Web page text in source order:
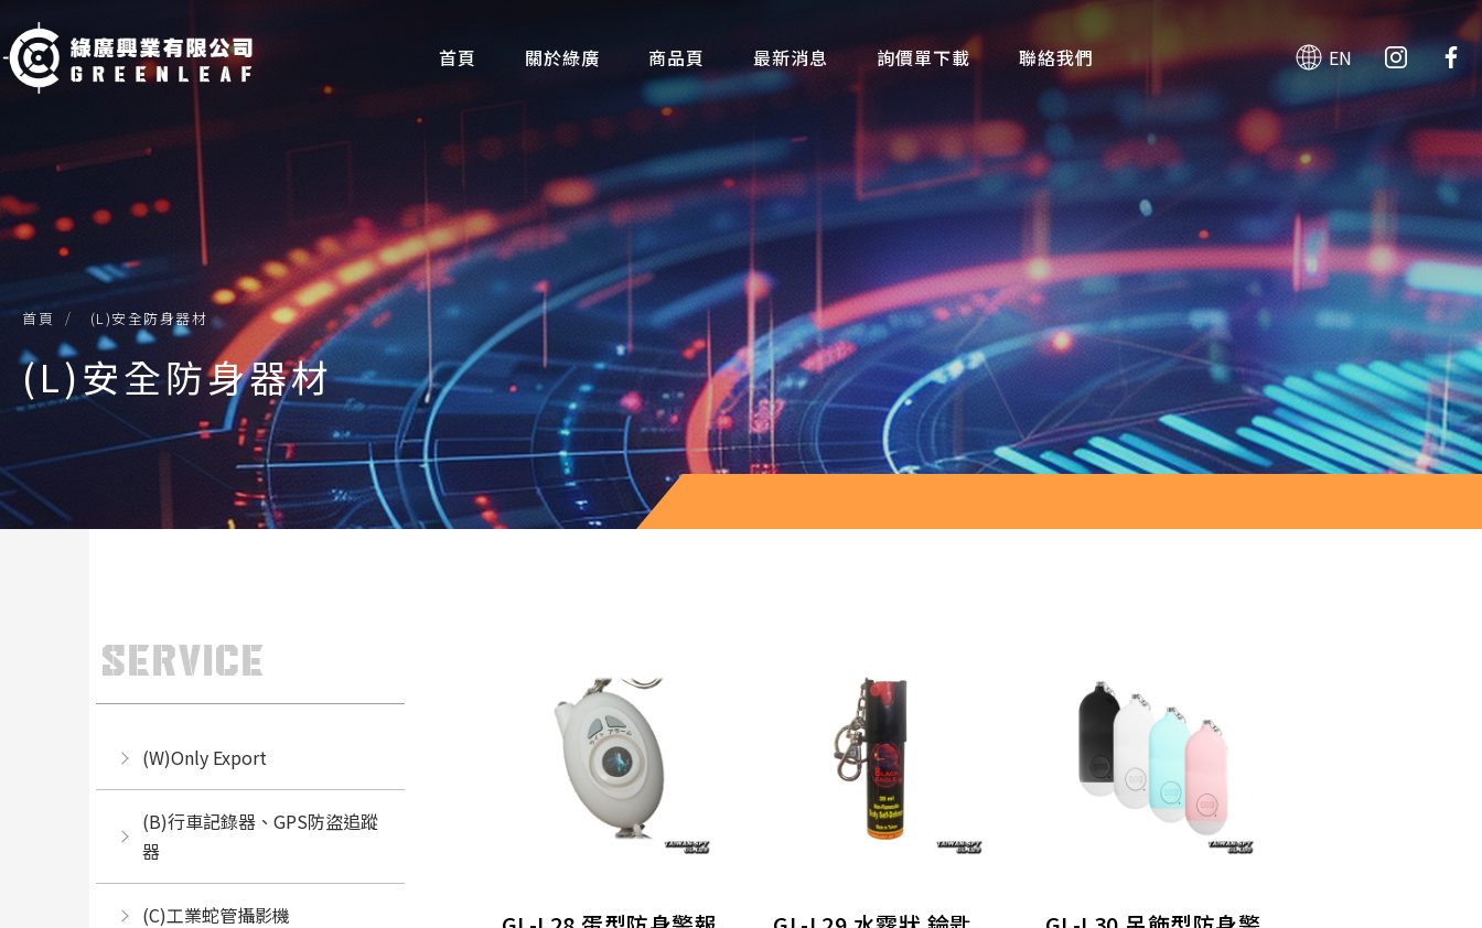
首頁 關於綠廣 商品頁
(W)Only Export
(B)行車記錄器、GPS防盜追蹤器
(C)工業蛇管攝影機
(D)居家僞裝針孔攝影機、監控系統
(E)攜帶式針孔攝影機
(F)錄音/變音/保密設備
(H)軍警偵防鑑識設備
(i) 反偷拍、反監聽偵測器
(L)安全防身器材
(N)電子產品/配件
最新消息
最新消息
新聞報導
詢價單下載 聯絡我們 EN
首頁 (L)安全防身器材
(L)安全防身器材
SERVICE
(W)Only Export
(B)行車記錄器、GPS防盜追蹤
器
(C)工業蛇管攝影機